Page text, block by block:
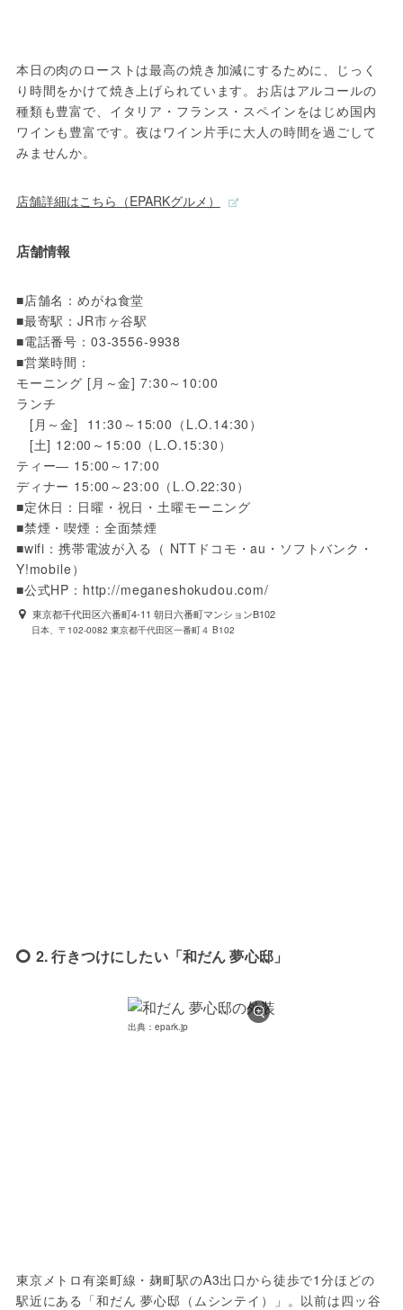
本日の肉のローストは最高の焼き加減にするために、じっく
り時間をかけて焼き上げられています。お店はアルコールの
種類も豊富で、イタリア・フランス・スペインをはじめ国内
ワインも豊富です。夜はワイン片手に大人の時間を過ごして
みませんか。
店舗詳細はこちら（EPARKグルメ）
店舗情報
■店舗名：めがね食堂
■最寄駅：JR市ヶ谷駅
■電話番号：03-3556-9938
■営業時間：
モーニング [月～金] 7:30～10:00
ランチ
[月～金]  11:30～15:00（L.O.14:30）
[土] 12:00～15:00（L.O.15:30）
ティー― 15:00～17:00
ディナー 15:00～23:00（L.O.22:30）
■定休日：日曜・祝日・土曜モーニング
■禁煙・喫煙：全面禁煙
■wifi：携帯電波が入る（ NTTドコモ・au・ソフトバンク・
Y!mobile）
■公式HP：http://meganeshokudou.com/
東京都千代田区六番町4-11 朝日六番町マンションB102
日本、〒102-0082 東京都千代田区一番町４ B102
2. 行きつけにしたい「和だん 夢心邸」
出典：epark.jp
東京メトロ有楽町線・麹町駅のA3出口から徒歩で1分ほどの
駅近にある「和だん 夢心邸（ムシンテイ）」。以前は四ッ谷